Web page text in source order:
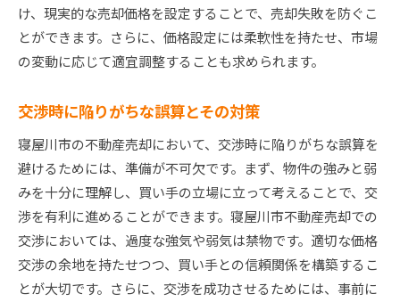
け、現実的な売却価格を設定することで、売却失敗を防ぐこ
とができます。さらに、価格設定には柔軟性を持たせ、市場
の変動に応じて適宜調整することも求められます。
交渉時に陥りがちな誤算とその対策
寝屋川市の不動産売却において、交渉時に陥りがちな誤算を
避けるためには、準備が不可欠です。まず、物件の強みと弱
みを十分に理解し、買い手の立場に立って考えることで、交
渉を有利に進めることができます。寝屋川市不動産売却での
交渉においては、過度な強気や弱気は禁物です。適切な価格
交渉の余地を持たせつつ、買い手との信頼関係を構築するこ
とが大切です。さらに、交渉を成功させるためには、事前に